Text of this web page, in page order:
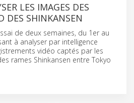
LES IMAGES DES
DES SHINKANSEN
de deux semaines, du 1er au
à analyser par intelligence
vidéo captés par les
rames Shinkansen entre Tokyo